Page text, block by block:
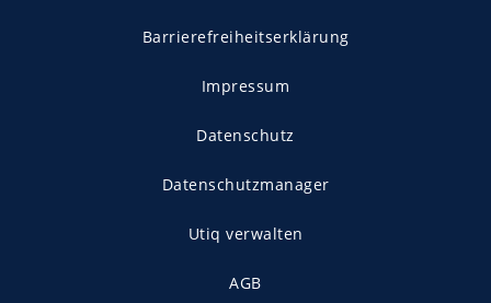
Barrierefreiheitserklärung
Impressum
Datenschutz
Datenschutzmanager
Utiq verwalten
AGB